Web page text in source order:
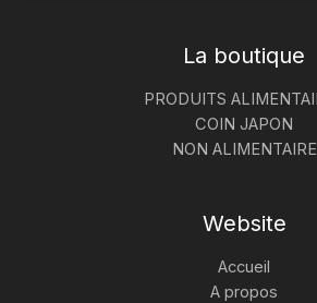
La boutique
PRODUITS
COIN JAPON
NON ALIMENTAIRE
Website
Accueil
A propos